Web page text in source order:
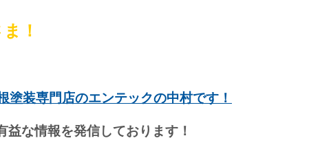
！
塗装専門店のエンテックの中村です！
な情報を発信しております！